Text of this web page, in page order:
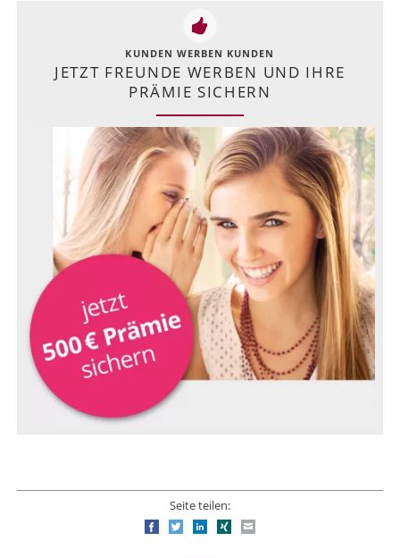
KUNDEN WERBEN KUNDEN
JETZT FREUNDE WERBEN UND IHRE
PRÄMIE SICHERN
Seite teilen:
FacebookTwitterLinkedIn
Xing